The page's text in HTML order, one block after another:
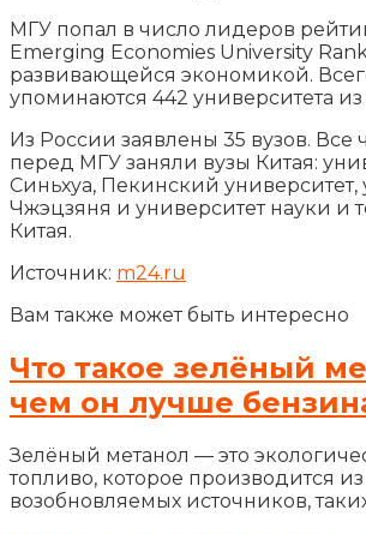
МГУ попал в число лидеров
Emerging Economies University
развивающейся экономикой.
упоминаются 442 университета из
Из России заявлены 35 вузов. Все
перед МГУ заняли вузы Китая:
Синьхуа, Пекинский университет,
Чжэцзяня и университет науки и
Китая.
Источник: m24.ru
Вам также может быть интересно
Что такое зелёный
чем он лучше
Зелёный метанол — это
топливо, которое производится из
возобновляемых источников,